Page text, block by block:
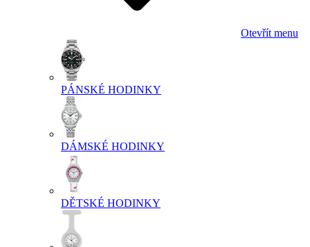
Otevřít menu
PÁNSKÉ HODINKY
DÁMSKÉ HODINKY
DĚTSKÉ HODINKY